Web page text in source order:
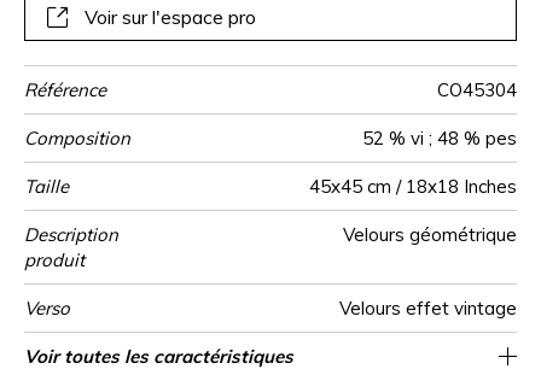
Voir sur l'espace pro
Référence CO45304
Composition 52 % vi ; 48 % pes
Taille 45x45 cm / 18x18 Inches
Description
produit
Velours géométrique
Verso Velours effet vintage
Finition Galon
Fermeture Zippee invisible
Entretien
Pays d'origine Tunisie
Voir toutes les caractéristiques